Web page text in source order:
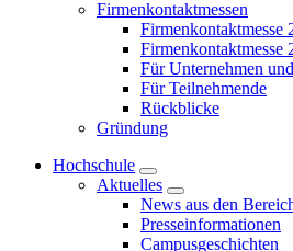
Firmenkontaktmessen
Firmenkontaktmesse
Firmenkontaktmesse
Für Unternehmen
Für Teilnehmende
Rückblicke
Gründung
Hochschule
Aktuelles
News aus den
Presseinformationen
Campusgeschichten